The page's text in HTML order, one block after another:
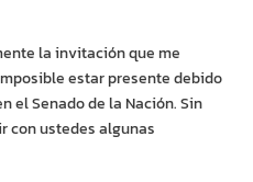
la invitación que me
estar presente debido
el Senado de la Nación. Sin
con ustedes algunas